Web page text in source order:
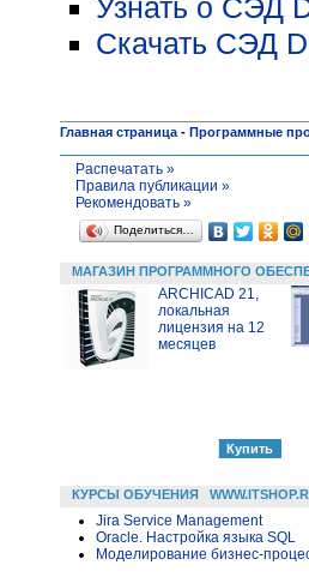
Узнать о СЭД
Скачать СЭД
Главная страница - Программные
Распечатать »
Правила публикации »
Рекомендовать »
Поделиться…
МАГАЗИН ПРОГРАММНОГО
ARCHICAD 21,
локальная
лицензия на 12
месяцев
КУРСЫ ОБУЧЕНИЯ
Jira Service Management
Oracle. Настройка языка SQL
Моделирование бизнес-